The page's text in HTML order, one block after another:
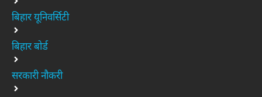
बिहार यूनिवर्सिटी
बिहार बोर्ड
सरकारी नौकरी